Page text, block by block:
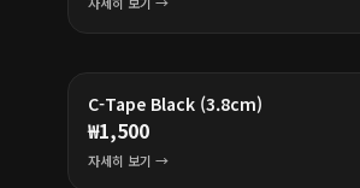
C-Tape Black (3.8cm)
₩1,500
자세히 보기 →